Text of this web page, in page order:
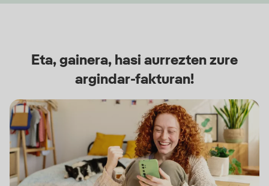
Eta, gainera, hasi aurrezten zure
argindar-fakturan!